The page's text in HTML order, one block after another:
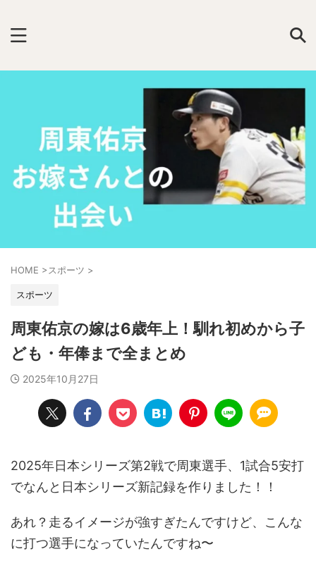
HOME >スポーツ >
スポーツ
周東佑京の嫁は6歳年上！馴れ初めから子
ども・年俸まで全まとめ
2025年10月27日
2025年日本シリーズ第2戦で周東選手、1試合5安打
でなんと日本シリーズ新記録を作りました！！
あれ？走るイメージが強すぎたんですけど、こんな
に打つ選手になっていたんですね〜